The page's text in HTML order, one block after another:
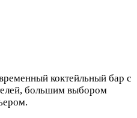
коктейльный бар с
большим выбором